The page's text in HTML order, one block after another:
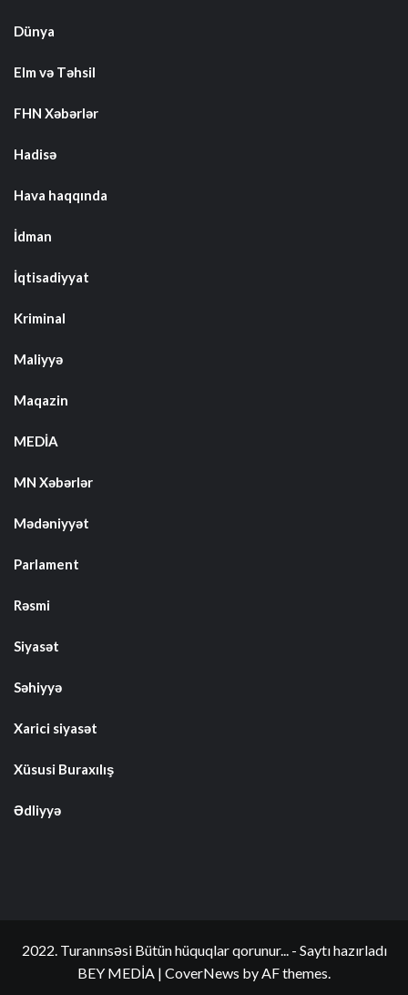
Dünya
Elm və Təhsil
FHN Xəbərlər
Hadisə
Hava haqqında
İdman
İqtisadiyyat
Kriminal
Maliyyə
Maqazin
MEDİA
MN Xəbərlər
Mədəniyyət
Parlament
Rəsmi
Siyasət
Səhiyyə
Xarici siyasət
Xüsusi Buraxılış
Ədliyyə
2022. Turanınsəsi Bütün hüquqlar qorunur... - Saytı hazırladı
BEY MEDİA | CoverNews by AF themes.